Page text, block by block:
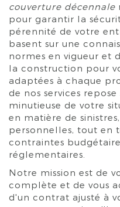
couverture décennale
pour garantir la
pérennité de votre
basent sur une
normes en vigueur et
la construction pour
adaptées à chaque
de nos services
minutieuse de votre
en matière de
personnelles, tout en
contraintes
réglementaires.
Notre mission est de
complète et de vous
d'un contrat ajusté à